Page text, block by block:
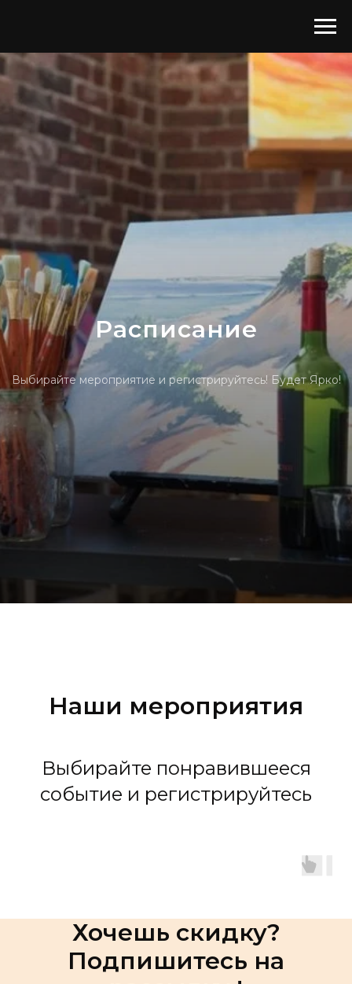
Расписание
Выбирайте мероприятие и регистрируйтесь! Будет Ярко!
Наши мероприятия
Выбирайте понравившееся
событие и регистрируйтесь
Хочешь скидку?
Подпишитесь на